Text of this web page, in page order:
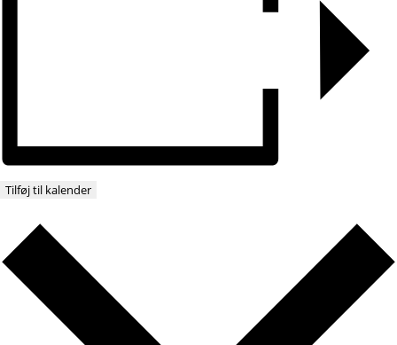
Tilføj til kalender